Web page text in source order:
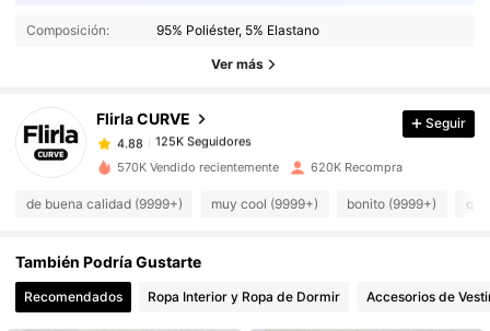
Composición:
95% Poliéster, 5% Elastano
Ver más
Flirla CURVE
125K Seguidores
125K Seguidores
4.88
4.88 125K Seguidores
125K Seguidores
4.88 125K Seguidores
4.88
4.88
Seguir
570K Vendido recientemente 620K Recompra
de buena calidad (9999+) muy cool (9999+) bonito (9999+)
También Podría Gustarte
Recomendados Ropa Interior y Ropa de Dormir Accesorios de